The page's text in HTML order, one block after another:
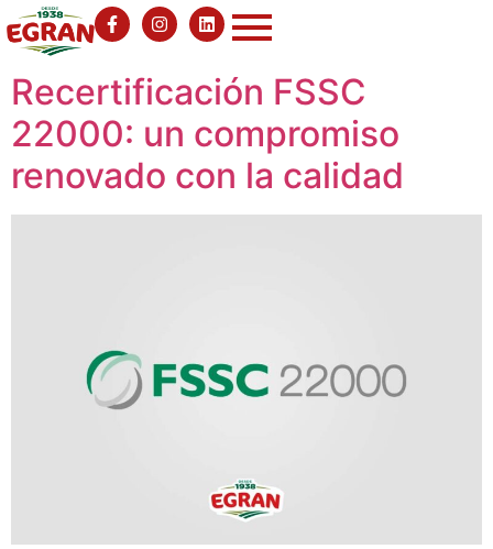
Recertificación FSSC
22000: un compromiso
renovado con la calidad